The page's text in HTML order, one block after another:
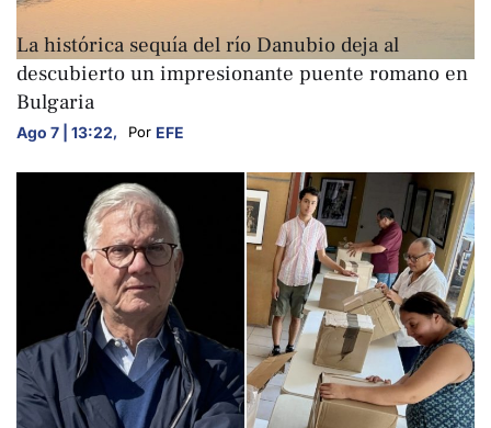
La histórica sequía del río Danubio deja al
descubierto un impresionante puente romano en
Bulgaria
Ago 7 | 13:22, Por EFE